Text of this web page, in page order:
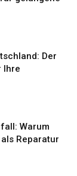
Der
Ihre
Warum
Reparatur